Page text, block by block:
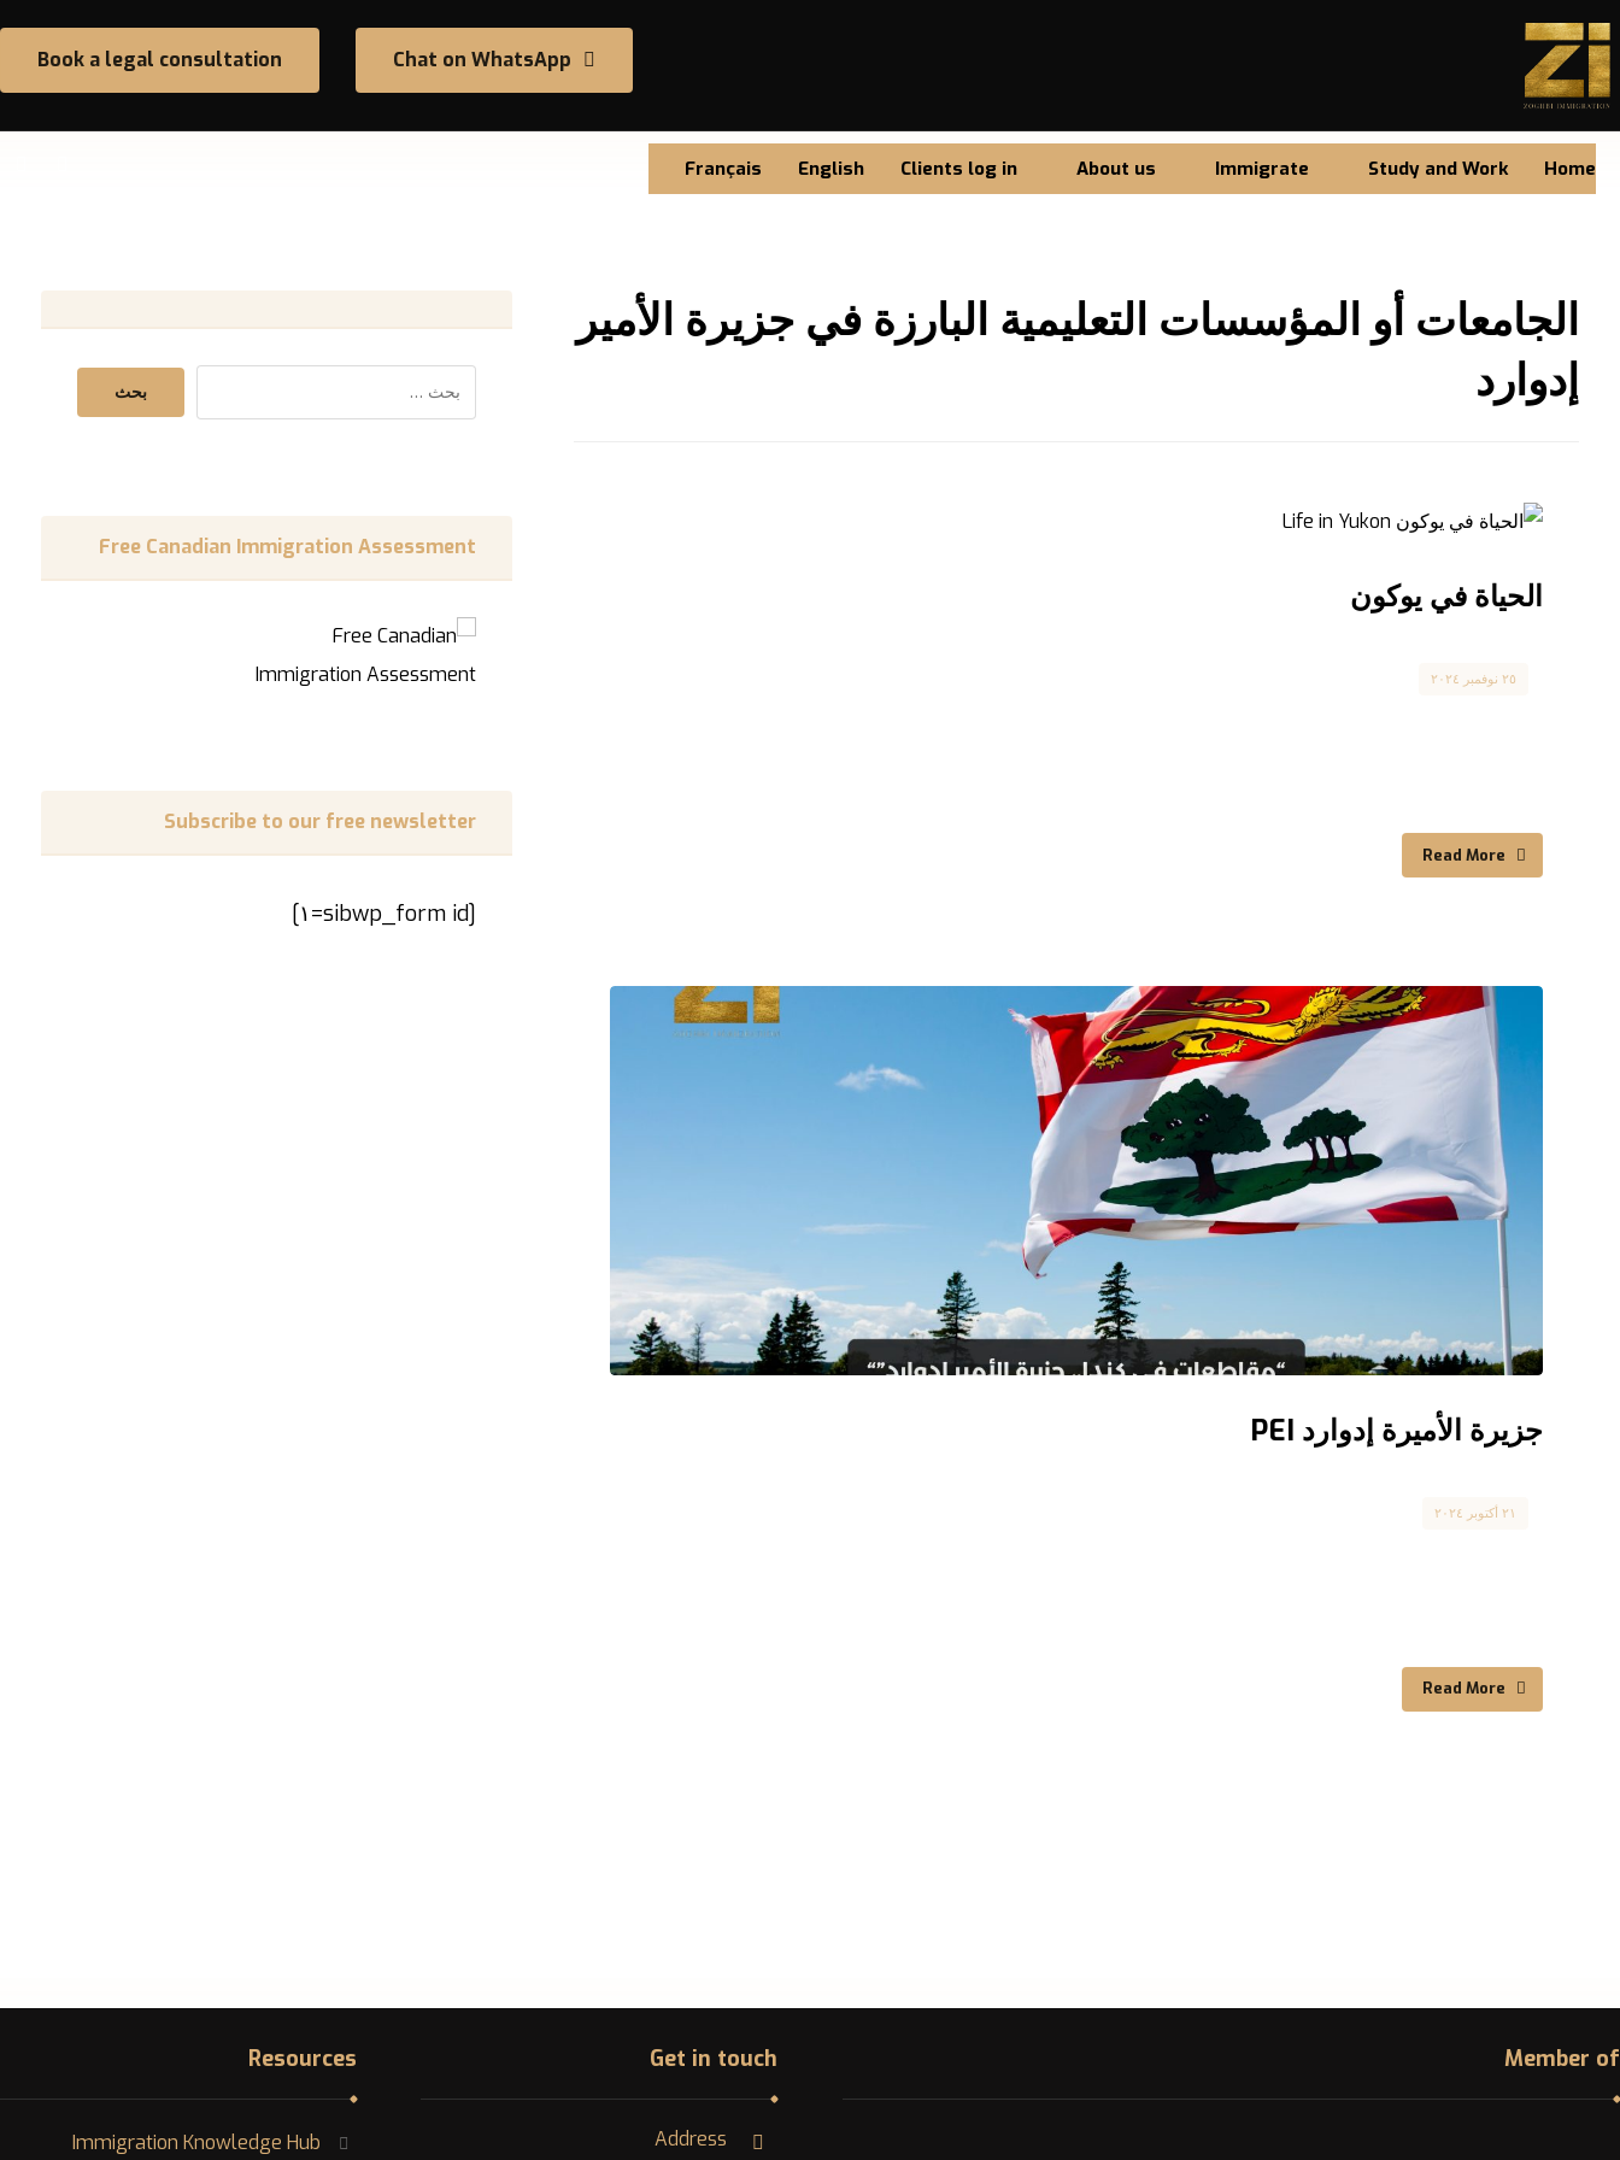
Book a legal consultation Chat on WhatsApp
Home
Study and Work
Immigrate
About us
Clients log in
English
Français
الجامعات أو المؤسسات التعليمية البارزة في جزيرة الأمير
إدوارد
الحياة في يوكون
٢٥ نوفمبر ٢٠٢٤
Read More
جزيرة الأميرة إدوارد PEI
٢١ أكتوبر ٢٠٢٤
Read More
Free Canadian Immigration Assessment
Subscribe to our free newsletter
[sibwp_form id=١]
Member of
Get in touch
Address
Resources
Immigration Knowledge Hub